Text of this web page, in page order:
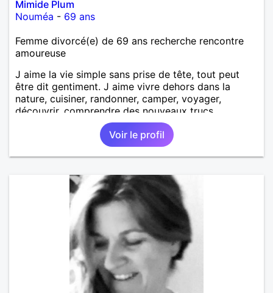
Mimide Plum
Nouméa - 69 ans
Femme divorcé(e) de 69 ans recherche rencontre
amoureuse
J aime la vie simple sans prise de tête, tout peut
être dit gentiment. J aime vivre dehors dans la
nature, cuisiner, randonner, camper, voyager,
découvrir, comprendre des nouveaux trucs
techniques et sur la vie des êtres vivants. J aime
danser, faire la fête. Je ne bois pratiquement pas d
alcool, je fume rarement, je ris souvent. Je cherche
un vrai amoureux pour continuer à profiter de la vie
en ai marre je veux partagé et rigoler
Voir le profil